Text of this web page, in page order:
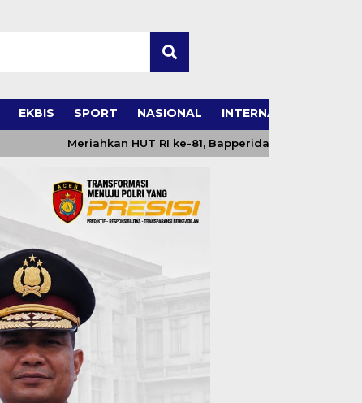
EKBIS SPORT NASIONAL INTERNASIONAL
Meriahkan HUT RI ke-81, Bapperida Abdya Siapkan